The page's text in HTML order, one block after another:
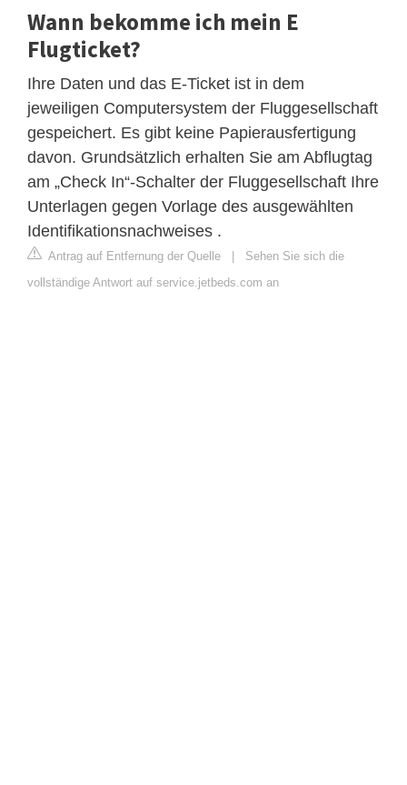
Wann bekomme ich mein E
Flugticket?
Ihre Daten und das E-Ticket ist in dem
jeweiligen Computersystem der Fluggesellschaft
gespeichert. Es gibt keine Papierausfertigung
davon. Grundsätzlich erhalten Sie am Abflugtag
am „Check In“-Schalter der Fluggesellschaft Ihre
Unterlagen gegen Vorlage des ausgewählten
Identifikationsnachweises .
Antrag auf Entfernung der Quelle | Sehen Sie sich die
vollständige Antwort auf service.jetbeds.com an